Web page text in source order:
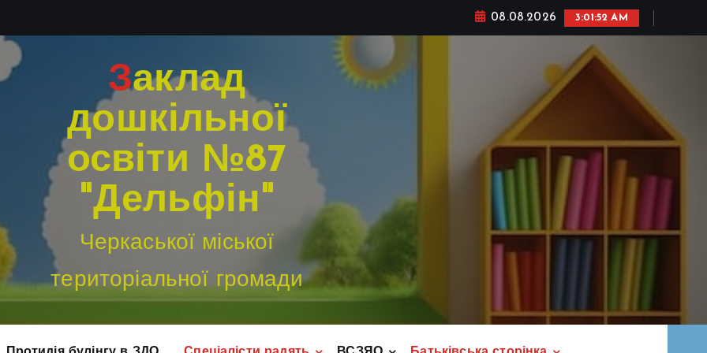
08.08.2026 3:01:54 AM
Заклад
дошкільної
освіти №87
"Дельфін"
Черкаської міської
територіальної громади